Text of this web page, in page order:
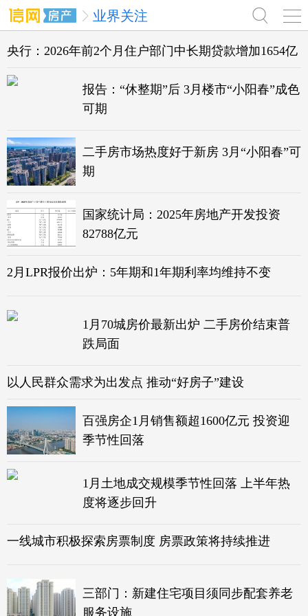
业界关注
央行：2026年前2个月住户部门中长期贷款增加1654亿
报告：“休整期”后 3月楼市“小阳春”成色
可期
二手房市场热度好于新房 3月“小阳春”可
期
国家统计局：2025年房地产开发投资
82788亿元
2月LPR报价出炉：5年期和1年期利率均维持不变
1月70城房价最新出炉 二手房价结束普
跌局面
以人民群众需求为出发点 推动“好房子”建设
百强房企1月销售额超1600亿元 投资迎
季节性回落
1月土地成交规模季节性回落 上半年热
度将逐步回升
一线城市积极探索房票制度 房票政策将持续推进
三部门：新建住宅项目须同步配套养老
服务设施